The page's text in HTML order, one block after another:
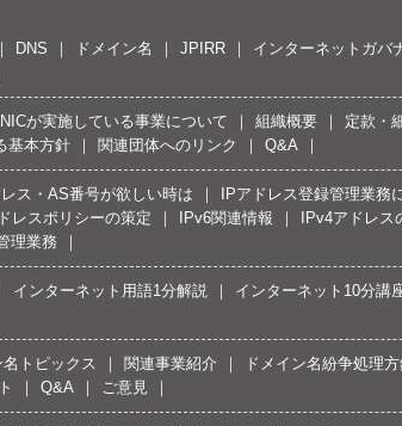
DNS ドメイン名 JPIRR
インターネットガバ
が実施している事業について 組織概要
定款・
基本方針 関連団体へのリンク Q&A
レス・AS番号が欲しい時は
IPアドレス登録管理業務
レスポリシーの策定 IPv6関連情報
IPv4アドレ
理業務
インターネット用語1分解説
インターネット10分講
名トピックス 関連事業紹介
ドメイン名紛争処理
Q&A ご意見